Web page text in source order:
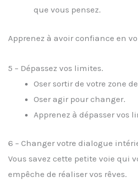
que vous pensez.
Apprenez à avoir confiance en
5 – Dépassez vos limites.
Oser sortir de votre zone
Oser agir pour changer.
Apprenez à dépasser vos
6 – Changer votre dialogue
Vous savez cette petite voie qui
empêche de réaliser vos rêves.